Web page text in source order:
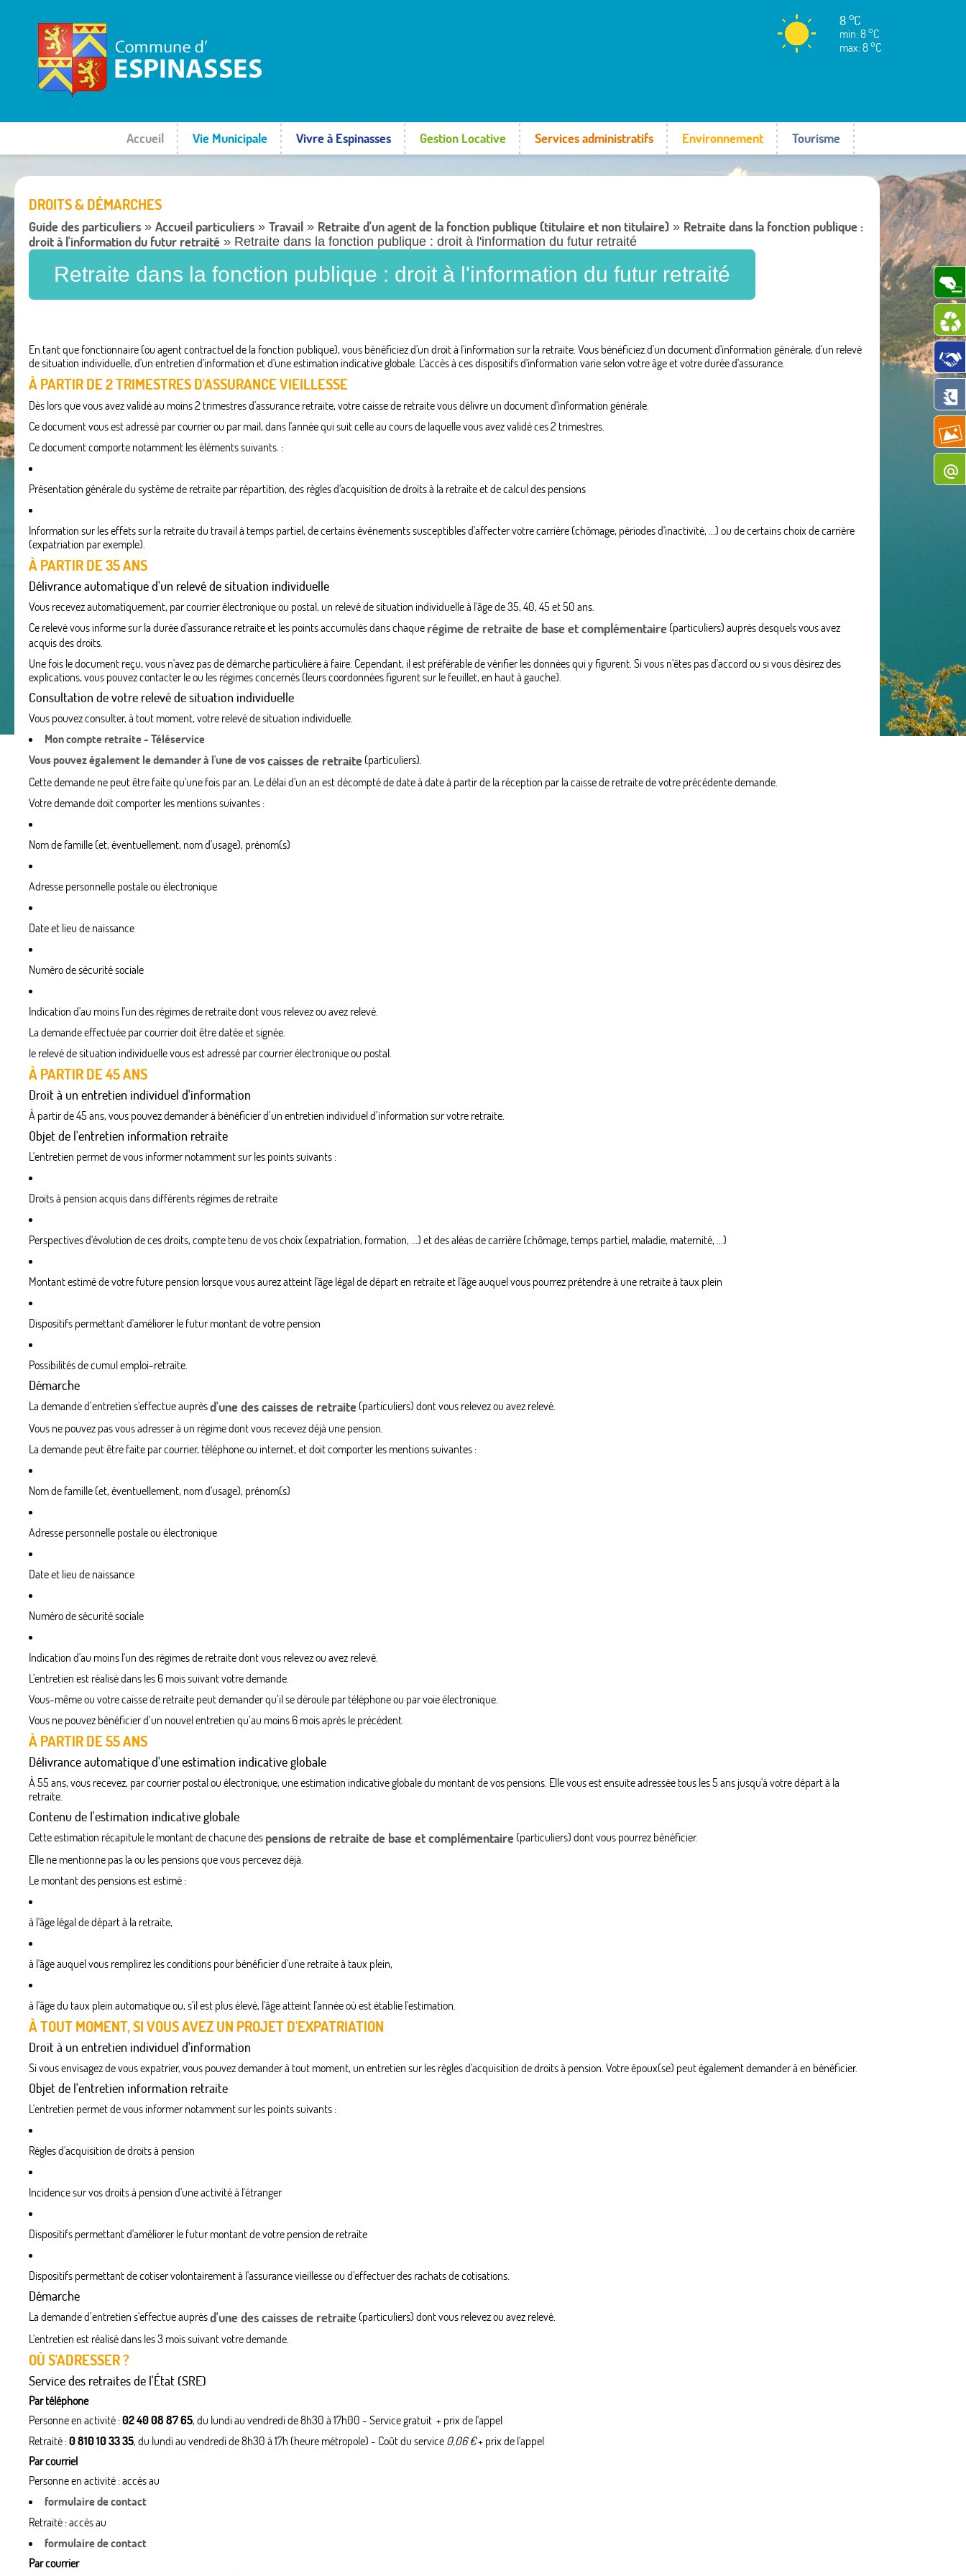
8 °C
min: 8 °C
max: 8 °C
Accueil Vie Municipale Vivre à Espinasses Gestion Locative Services administratifs Environnement Tourisme
DROITS & DÉMARCHES
Guide des particuliers » Accueil particuliers » Travail » Retraite d'un agent de la fonction publique (titulaire et non titulaire) » Retraite dans la fonction publique :
droit à l'information du futur retraité » Retraite dans la fonction publique : droit à l'information du futur retraité
Retraite dans la fonction publique : droit à l'information du futur retraité
En tant que fonctionnaire (ou agent contractuel de la fonction publique), vous bénéficiez d'un droit à l'information sur la retraite. Vous bénéficiez d'un document d'information générale, d'un relevé
de situation individuelle, d'un entretien d'information et d'une estimation indicative globale. L'accès à ces dispositifs d'information varie selon votre âge et votre durée d'assurance.
À PARTIR DE 2 TRIMESTRES D'ASSURANCE VIEILLESSE
Dès lors que vous avez validé au moins 2 trimestres d'assurance retraite, votre caisse de retraite vous délivre un document d'information générale.
Ce document vous est adressé par courrier ou par mail, dans l'année qui suit celle au cours de laquelle vous avez validé ces 2 trimestres.
Ce document comporte notamment les éléments suivants. :
Présentation générale du système de retraite par répartition, des règles d'acquisition de droits à la retraite et de calcul des pensions
Information sur les effets sur la retraite du travail à temps partiel, de certains événements susceptibles d'affecter votre carrière (chômage, périodes d'inactivité, ...) ou de certains choix de carrière
(expatriation par exemple).
À PARTIR DE 35 ANS
Délivrance automatique d'un relevé de situation individuelle
Vous recevez automatiquement, par courrier électronique ou postal, un relevé de situation individuelle à l'âge de 35, 40, 45 et 50 ans.
Ce relevé vous informe sur la durée d'assurance retraite et les points accumulés dans chaque régime de retraite de base et complémentaire (particuliers) auprès desquels vous avez
acquis des droits.
Une fois le document reçu, vous n'avez pas de démarche particulière à faire. Cependant, il est préférable de vérifier les données qui y figurent. Si vous n'êtes pas d'accord ou si vous désirez des
explications, vous pouvez contacter le ou les régimes concernés (leurs coordonnées figurent sur le feuillet, en haut à gauche).
Consultation de votre relevé de situation individuelle
Vous pouvez consulter, à tout moment, votre relevé de situation individuelle.
Mon compte retraite - Téléservice
Vous pouvez également le demander à l'une de voscaisses de retraite (particuliers).
Cette demande ne peut être faite qu'une fois par an. Le délai d'un an est décompté de date à date à partir de la réception par la caisse de retraite de votre précédente demande.
Votre demande doit comporter les mentions suivantes :
Nom de famille (et, éventuellement, nom d'usage), prénom(s)
Adresse personnelle postale ou électronique
Date et lieu de naissance
Numéro de sécurité sociale
Indication d'au moins l'un des régimes de retraite dont vous relevez ou avez relevé.
La demande effectuée par courrier doit être datée et signée.
le relevé de situation individuelle vous est adressé par courrier électronique ou postal.
À PARTIR DE 45 ANS
Droit à un entretien individuel d'information
À partir de 45 ans, vous pouvez demander à bénéficier d’un entretien individuel d’information sur votre retraite.
Objet de l'entretien information retraite
L'entretien permet de vous informer notamment sur les points suivants :
Droits à pension acquis dans différents régimes de retraite
Perspectives d'évolution de ces droits, compte tenu de vos choix (expatriation, formation, ...) et des aléas de carrière (chômage, temps partiel, maladie, maternité, ...)
Montant estimé de votre future pension lorsque vous aurez atteint l'âge légal de départ en retraite et l'âge auquel vous pourrez prétendre à une retraite à taux plein
Dispositifs permettant d'améliorer le futur montant de votre pension
Possibilités de cumul emploi-retraite.
Démarche
La demande d’entretien s'effectue auprèsd'une des caisses de retraite (particuliers) dont vous relevez ou avez relevé.
Vous ne pouvez pas vous adresser à un régime dont vous recevez déjà une pension.
La demande peut être faite par courrier, téléphone ou internet, et doit comporter les mentions suivantes :
Nom de famille (et, éventuellement, nom d'usage), prénom(s)
Adresse personnelle postale ou électronique
Date et lieu de naissance
Numéro de sécurité sociale
Indication d'au moins l'un des régimes de retraite dont vous relevez ou avez relevé.
L'entretien est réalisé dans les 6 mois suivant votre demande.
Vous-même ou votre caisse de retraite peut demander qu’il se déroule par téléphone ou par voie électronique.
Vous ne pouvez bénéficier d’un nouvel entretien qu’au moins 6 mois après le précédent.
À PARTIR DE 55 ANS
Délivrance automatique d'une estimation indicative globale
À 55 ans, vous recevez, par courrier postal ou électronique, une estimation indicative globale du montant de vos pensions. Elle vous est ensuite adressée tous les 5 ans jusqu'à votre départ à la
retraite.
Contenu de l'estimation indicative globale
Cette estimation récapitule le montant de chacune des pensions de retraite de base et complémentaire (particuliers) dont vous pourrez bénéficier.
Elle ne mentionne pas la ou les pensions que vous percevez déjà.
Le montant des pensions est estimé :
à l'âge légal de départ à la retraite,
à l'âge auquel vous remplirez les conditions pour bénéficier d'une retraite à taux plein,
à l'âge du taux plein automatique ou, s'il est plus élevé, l'âge atteint l'année où est établie l'estimation.
À TOUT MOMENT, SI VOUS AVEZ UN PROJET D'EXPATRIATION
Droit à un entretien individuel d'information
Si vous envisagez de vous expatrier, vous pouvez demander à tout moment, un entretien sur les règles d'acquisition de droits à pension. Votre époux(se) peut également demander à en bénéficier.
Objet de l'entretien information retraite
L'entretien permet de vous informer notamment sur les points suivants :
Règles d'acquisition de droits à pension
Incidence sur vos droits à pension d'une activité à l'étranger
Dispositifs permettant d'améliorer le futur montant de votre pension de retraite
Dispositifs permettant de cotiser volontairement à l'assurance vieillesse ou d'effectuer des rachats de cotisations.
Démarche
La demande d’entretien s'effectue auprèsd'une des caisses de retraite (particuliers) dont vous relevez ou avez relevé.
L'entretien est réalisé dans les 3 mois suivant votre demande.
OÙ S'ADRESSER ?
Service des retraites de l'État (SRE)
Par téléphone
Personne en activité :02 40 08 87 65, du lundi au vendredi de 8h30 à 17h00 - Service gratuit + prix de l'appel
Retraité :0 810 10 33 35, du lundi au vendredi de 8h30 à 17h (heure métropole) - Coût du service 0,06 €+ prix de l'appel
Par courriel
Personne en activité : accès au
formulaire de contact
Retraité : accès au
formulaire de contact
Par courrier